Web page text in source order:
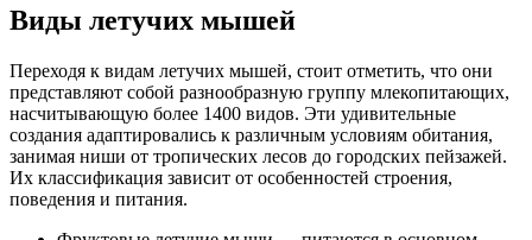
Виды летучих мышей
Переходя к видам летучих мышей, стоит отметить, что они
представляют собой разнообразную группу млекопитающих,
насчитывающую более 1400 видов. Эти удивительные
создания адаптировались к различным условиям обитания,
занимая ниши от тропических лесов до городских пейзажей.
Их классификация зависит от особенностей строения,
поведения и питания.